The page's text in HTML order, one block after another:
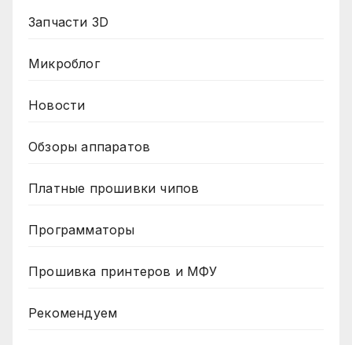
Запчасти 3D
Микроблог
Новости
Обзоры аппаратов
Платные прошивки чипов
Программаторы
Прошивка принтеров и МФУ
Рекомендуем